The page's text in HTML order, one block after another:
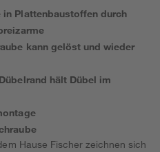
in Plattenbaustoffen durch
kann gelöst und wieder
hält Dübel im
Hause Fischer zeichnen sich